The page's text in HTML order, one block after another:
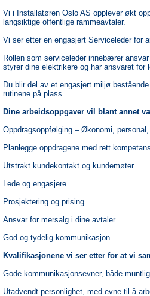
Vi i Installatøren Oslo AS opplever økt
langsiktige offentlige rammeavtaler.
Vi ser etter en engasjert Serviceleder for
Rollen som serviceleder innebærer
styrer dine elektrikere og har ansvaret for
Du blir del av et engasjert miljø
rutinene på plass.
Dine arbeidsoppgaver vil blant annet
Oppdragsoppfølging – Økonomi,
Planlegge oppdragene med rett
Utstrakt kundekontakt og kundemøter.
Lede og engasjere.
Prosjektering og prising.
Ansvar for mersalg i dine avtaler.
God og tydelig kommunikasjon.
Kvalifikasjonene vi ser etter for at vi
Gode kommunikasjonsevner, både
Utadvendt personlighet, med evne til å